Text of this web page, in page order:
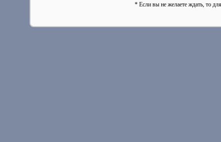
* Если вы не желаете ждать, то